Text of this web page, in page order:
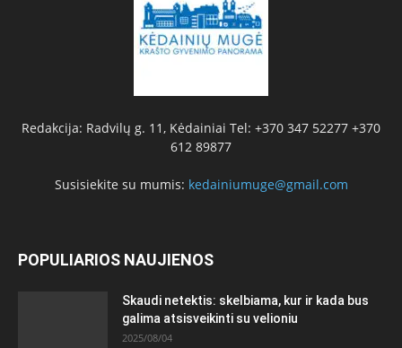
Redakcija: Radvilų g. 11, Kėdainiai Tel: +370 347 52277 +370
612 89877
Susisiekite su mumis: kedainiumuge@gmail.com
POPULIARIOS NAUJIENOS
Skaudi netektis: skelbiama, kur ir kada bus
galima atsisveikinti su velioniu
2025/08/04